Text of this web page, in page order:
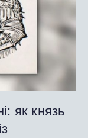
як князь